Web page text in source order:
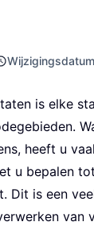
Wijzigingsdatum
is elke
heeft u
u bepalen
Dit is een
van